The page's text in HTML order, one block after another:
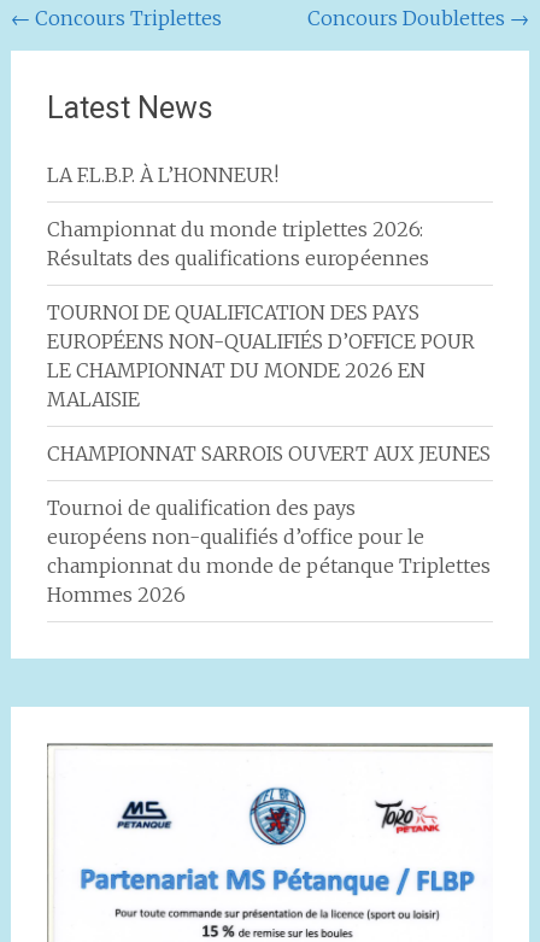
Navigation
de
l'article
← Concours Triplettes Concours Doublettes →
Latest News
LA F.L.B.P. À L’HONNEUR!
Championnat du monde triplettes 2026:
Résultats des qualifications européennes
TOURNOI DE QUALIFICATION DES PAYS
EUROPÉENS NON-QUALIFIÉS D’OFFICE POUR
LE CHAMPIONNAT DU MONDE 2026 EN
MALAISIE
CHAMPIONNAT SARROIS OUVERT AUX JEUNES
Tournoi de qualification des pays
européens non-qualifiés d’office pour le
championnat du monde de pétanque Triplettes
Hommes 2026